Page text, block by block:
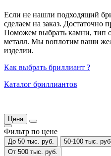
Если не нашли подходящий
сделаем на заказ. Достаточно
Поможем выбрать камни, тип
металл. Мы воплотим ваши
изделии.
Как выбрать бриллиант ?
Каталог бриллиантов
Цена
Фильтр по цене
До 50 тыс. руб. 50-100 тыс. руб.
От 500 тыс. руб.